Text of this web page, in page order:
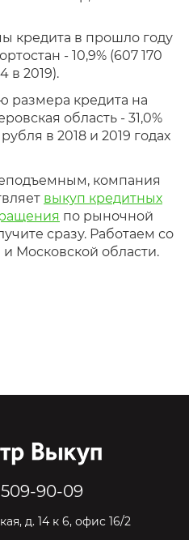
кредита в прошло году
- 10,9% (607 170
в 2019).
кредита на
область - 31,0%
в 2018 и 2019 годах
компания
выкуп кредитных
по рыночной
сразу. Работаем со
Московской области.
90-09
д. 14 к 6, офис 16/2